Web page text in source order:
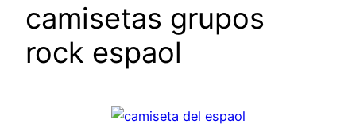
camisetas grupos
rock espaol